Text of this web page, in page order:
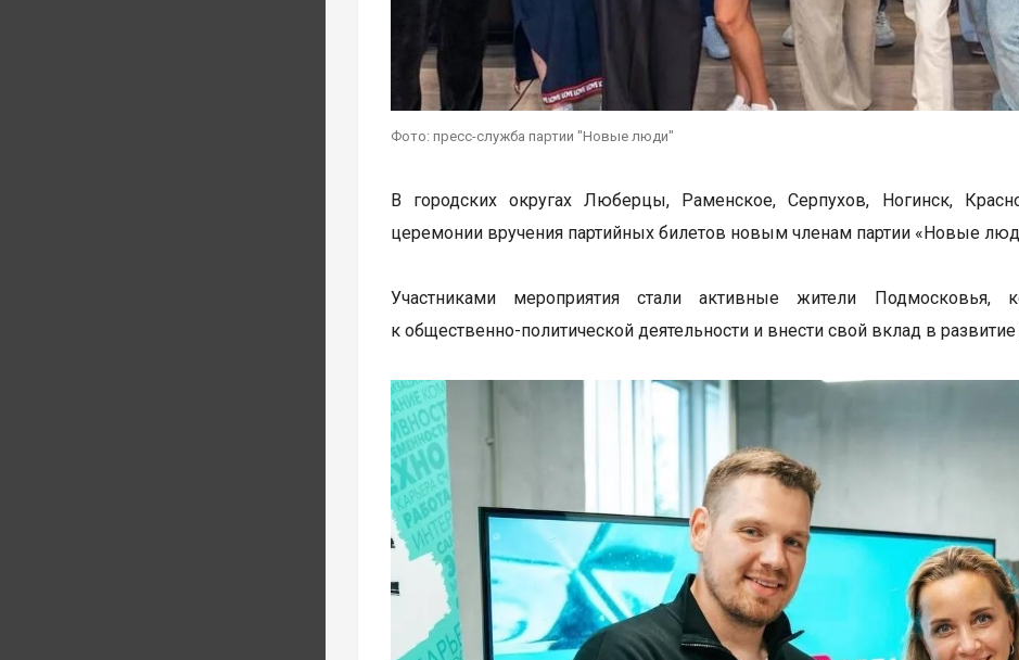
Фото: пресс-служба партии "Новые люди"
В городских округах Люберцы, Раменское, Серпухов, Ногинск,
церемонии вручения партийных билетов новым членам партии «Новые
Участниками мероприятия стали активные жители Подмосковья,
к общественно-политической деятельности и внести свой вклад в